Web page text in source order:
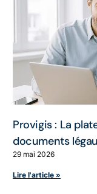
Provigis : La
documents
29 mai 2026
Lire l'article »